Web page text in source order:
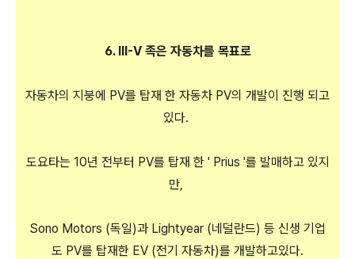
6. Ⅲ-V 족은 자동차를 목표로
자동차의 지붕에 PV를 탑재 한 자동차 PV의 개발이 진행 되고
있다.
도요타는 10년 전부터 PV를 탑재 한 ' Prius '를 발매하고 있지
만,
Sono Motors (독일)과 Lightyear (네덜란드) 등 신생 기업
도 PV를 탑재한 EV (전기 자동차)를 개발하고있다.